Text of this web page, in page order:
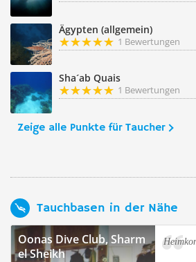
Ägypten (allgemein)
1 Bewertungen
Sha´ab Quais
1 Bewertungen
Zeige alle Punkte für Taucher
Tauchbasen in der Nähe
Oonas Dive Club, Sharm
el Sheikh